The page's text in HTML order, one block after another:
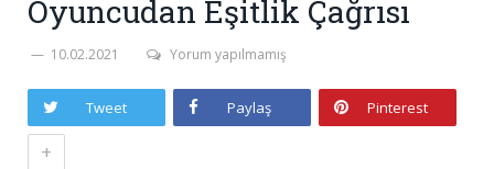
Oyuncudan Eşitlik Çağrısı
10.02.2021 Yorum yapılmamış
Tweet Paylaş Pinterest
+